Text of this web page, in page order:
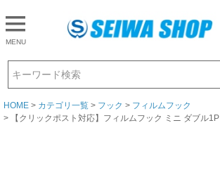
MENU
HOME カテゴリ一覧 フック
フィルムフック
【クリックポスト対応】フィルムフック ミニ ダブル1P
ログイン